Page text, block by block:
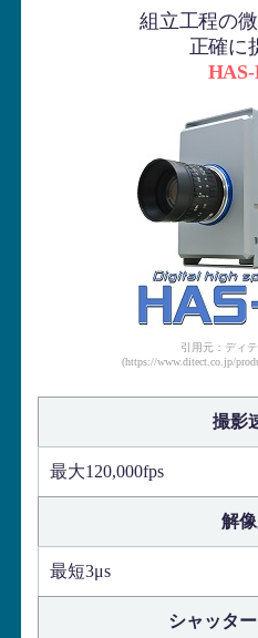
組立工程の
正確に
HAS-
引用元：ディ
(https://www.ditect.co.jp/
撮影
最大120,000fps
解
最短3μs
シャッタ